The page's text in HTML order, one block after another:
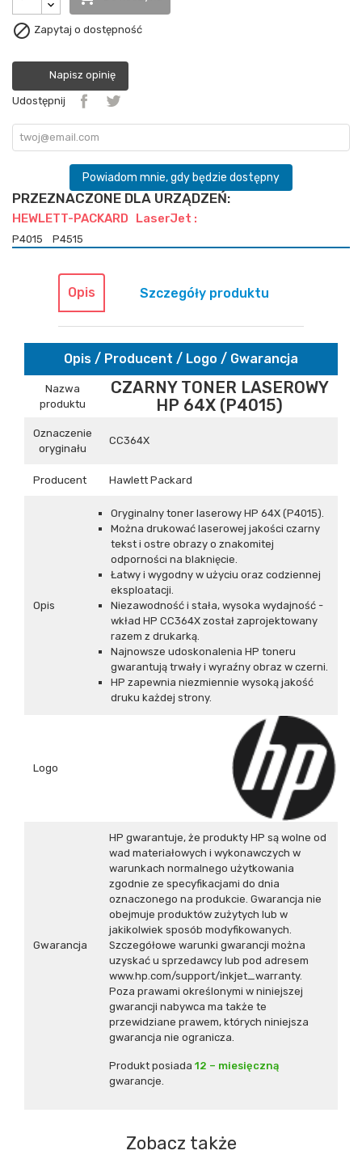
 Zapytaj o dostępność
Napisz opinię
Udostępnij
Powiadom mnie, gdy będzie dostępny
PRZEZNACZONE DLA URZĄDZEŃ:
HEWLETT-PACKARD LaserJet :
P4015 P4515
Opis Szczegóły produktu
Opis / Producent / Logo / Gwarancja
Nazwa
produktu
CZARNY TONER LASEROWY
HP 64X (P4015)
Oznaczenie
oryginału
CC364X
Producent Hawlett Packard
Opis
Oryginalny toner laserowy HP 64X (P4015).
Można drukować laserowej jakości czarny
tekst i ostre obrazy o znakomitej
odporności na blaknięcie.
Łatwy i wygodny w użyciu oraz codziennej
eksploatacji.
Niezawodność i stała, wysoka wydajność -
wkład HP CC364X został zaprojektowany
razem z drukarką.
Najnowsze udoskonalenia HP toneru
gwarantują trwały i wyraźny obraz w czerni.
HP zapewnia niezmiennie wysoką jakość
druku każdej strony.
Logo
Gwarancja
HP gwarantuje, że produkty HP są wolne od
wad materiałowych i wykonawczych w
warunkach normalnego użytkowania
zgodnie ze specyfikacjami do dnia
oznaczonego na produkcie. Gwarancja nie
obejmuje produktów zużytych lub w
jakikolwiek sposób modyfikowanych.
Szczegółowe warunki gwarancji można
uzyskać u sprzedawcy lub pod adresem
www.hp.com/support/inkjet_warranty.
Poza prawami określonymi w niniejszej
gwarancji nabywca ma także te
przewidziane prawem, których niniejsza
gwarancja nie ogranicza.
Produkt posiada 12 – miesięczną
gwarancje.
Zobacz także